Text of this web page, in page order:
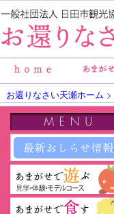
お還りなさい天瀬ホーム >